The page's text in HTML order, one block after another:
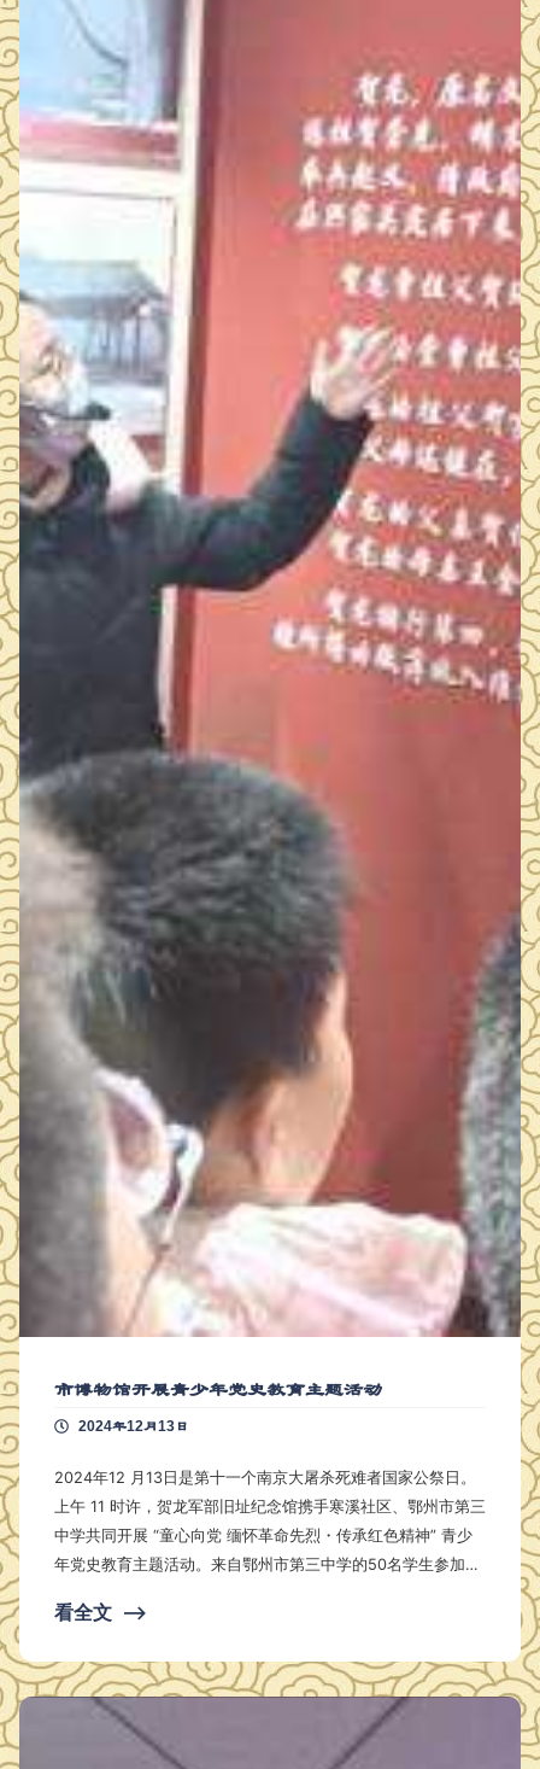
市博物馆开展青少年党史教育主题活动
2024年12月13日
2024年12 月13日是第十一个南京大屠杀死难者国家公祭日。
上午 11 时许，贺龙军部旧址纪念馆携手寒溪社区、鄂州市第三
中学共同开展 “童心向党 缅怀革命先烈・传承红色精神” 青少
年党史教育主题活动。来自鄂州市第三中学的50名学生参加了
痛悼念在南京大屠杀中遇难的同胞。 默哀结束后，贺龙军部旧
在鄂州的革命经历。 随后，讲解员为同学们进行了深入细致的
看全文 ⟶